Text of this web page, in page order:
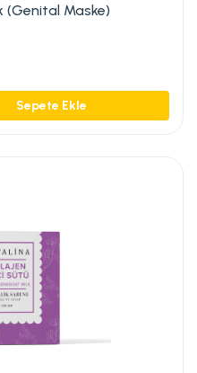
(Genital Maske)
Sepete Ekle